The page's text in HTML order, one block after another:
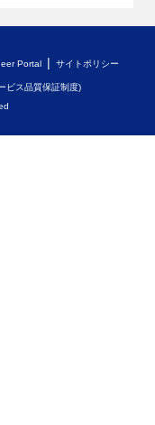
Portal サイトポリシー
ビス品質保証制度)